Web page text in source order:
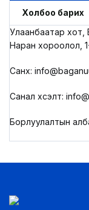
Холбоо барих
Улаанбаатар хот,
Наран хороолол,
Санхүү:
Санал хүсэлт:
Борлуулалтын